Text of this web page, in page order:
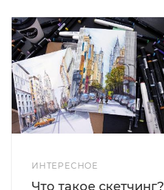
ИНТЕРЕСНОЕ
Что такое скетчинг?